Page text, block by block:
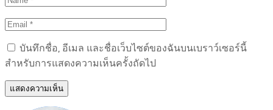
บันทึกชื่อ, อีเมล และชื่อเว็บไซต์ของฉันบนเบราว์เซอร์นี้
สำหรับการแสดงความเห็นครั้งถัดไป